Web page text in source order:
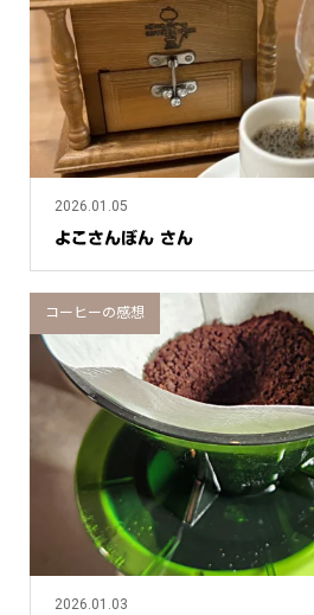
2026.01.05
よこさんぼん さん
2026.01.03
コーヒーの感想